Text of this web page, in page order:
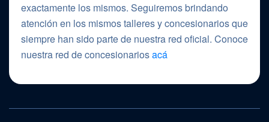
exactamente los mismos. Seguiremos brindando
atención en los mismos talleres y concesionarios que
siempre han sido parte de nuestra red oficial. Conoce
nuestra red de concesionariosacá